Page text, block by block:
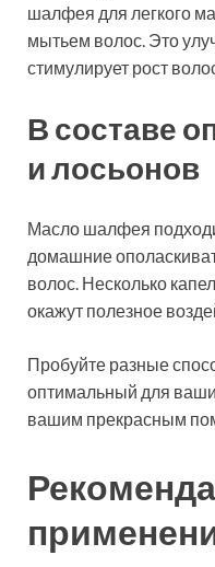
шалфея для легкого
мытьем волос. Это
стимулирует рост
В составе
и лосьонов
Масло шалфея
домашние
волос. Несколько
окажут полезное
Пробуйте разные
оптимальный для
вашим прекрасным